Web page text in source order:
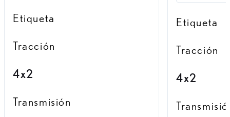
Etiqueta
Tracción
4x2
Transmisión
Etiqueta
Tracción
4x2